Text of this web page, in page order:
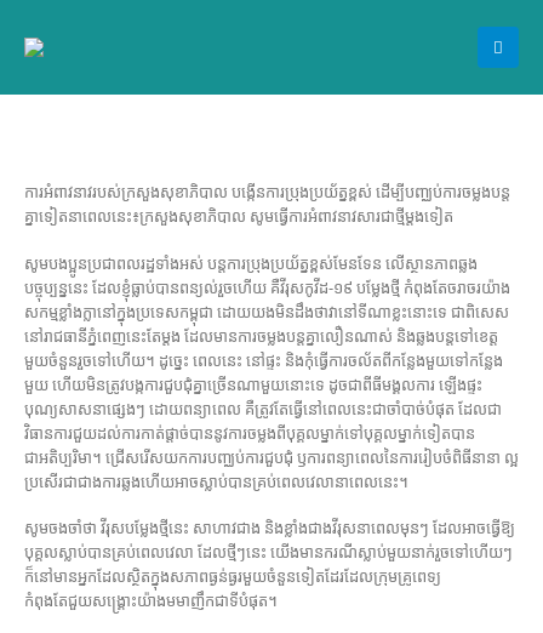
ការអំពាវនាវរបស់ក្រសួងសុខាភិបាល​ បង្កេីនការប្រុងប្រយ័ត្នខ្ពស់​ ដេីម្បីបញ្ឈប់ការចម្លងបន្ត
គ្នាទៀតនាពេលនេះ​៖ក្រសួងសុខាភិបាល​ សូមធ្វេីការអំពាវនាវសារជាថ្មីម្តងទៀត​
សូមបងប្អូនប្រជាពលរដ្ឋទាំងអស់​ បន្តការប្រុងប្រយ័ត្នខ្ពស់មែនទែន​ លេីស្ថានភាពឆ្លង
បច្ចុប្បន្ននេះ​ ដែលខ្ញុំធ្លាប់បានពន្យល់រួចហេីយ​ គឺវីរុសកូវីដ-១៩​ បម្លែងថ្មី​ កំពុងតែចរាចរយ៉ាង
សកម្មខ្លាំងក្លានៅក្នុងប្រទេសកម្ពុជា​ ដោយយងមិនដឹងថាវានៅទីណាខ្លះនោះទេ​ ជាពិសេស
នៅរាជធានីភ្នំពេញនេះតែម្តង​ ដែលមានការចម្លងបន្តគ្នាលឿនណាស់​ និងឆ្លងបន្តទៅខេត្ត​
មួយចំនួនរួចទៅហេីយ។ ដូច្នេះ​ ពេលនេះ​ នៅផ្ទះ​ និងកុំធ្វេីការចល័តពីកន្លែងមួយទៅកន្លែង
មួយ​ ហេីយមិនត្រូវបង្កការជួបជុំគ្នាច្រេីនណាមួយនោះទេ​ ដូចជាពីធីមង្គលការ​ ឡេីងផ្ទះ​
បុណ្យសាសនាផ្សេងៗ​ ដោយពន្យាពេល​ គឺត្រូវតែធ្វេីនៅពេលនេះជាចាំបាច់បំផុត​ ដែលជា
វិធានការជួយដល់ការកាត់ផ្តាច់បាននូវការចម្លងពីបុគ្គលម្នាក់ទៅបុគ្គលម្នាក់ទៀតបាន
ជាអតិប្បរិមា។ ជ្រេីសរេីសយកការបញ្ឈប់ការជួបជុំ​ ឫការពន្យាពេលនៃការរៀបចំពិធីនានា​ ល្អ
ប្រសេីរជាជាងការឆ្លងហេីយអាចស្លាប់បានគ្រប់ពេលវេលានាពេលនេះ។
សូមចងចាំថា​ វីរុសបម្លែងថ្មីនេះ​ សាហាវជាង​ និងខ្លាំងជាងវីរុសនាពេលមុនៗ​ ដែលអាចធ្វេីឱ្យ
បុគ្គលស្លាប់បានគ្រប់ពេលវេលា​ ដែលថ្មីៗនេះ​ យេីងមានករណីស្លាប់មួយនាក់រួចទៅហេីយៗ
ក៏នៅមានអ្នកដែលស្ថិតក្នុងសភាពធ្ងន់ធ្ងរមួយចំនួនទៀតដែរដែលក្រុមគ្រូពេទ្យ
កំពុងតែជួយសង្រ្គោះយ៉ាងមមាញឹកជាទីបំផុត។